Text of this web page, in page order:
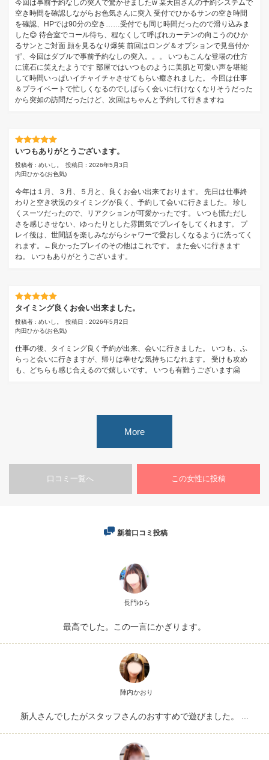
今回は事前予約なしの突入で驚かせましたw 某天国さんの予約システムで
空き時間を確認しながらお色気さんに突入 受付でひかるサンの空き時間
を確認、HPでは90分の空き……受付でも同じ時間だったので滑り込みま
した😊 待合室でコール待ち、程なくして呼ばれカーテンの向こうのひか
るサンとご対面 顔を見るなり爆笑 前回はロング＆オプションで見当付か
ず、今回はダブルで事前予約なしの突入。。。 いつもこんな登場の仕方
に流石に笑えたようです 部屋ではいつものように美肌と可愛い声を堪能
して時間いっぱいイチャイチャさせてもらい癒されました。 今回は仕事
＆プライベートで忙しくなるのでしばらく会いに行けなくなりそうだった
から突如の訪問だったけど、次回はちゃんと予約して行きますね
いつもありがとうございます。
投稿者 : めいし。
投稿日 : 2026年5月3日
内田ひかる(お色気)
今年は１月、３月、５月と、良くお会い出来ております。 先日は仕事終
わりと空き状況のタイミングが良く、予約して会いに行きました。 珍し
くスーツだったので、リアクションが可愛かったです。 いつも慌ただし
さを感じさせない、ゆったりとした雰囲気でプレイをしてくれます。 プ
レイ後は、世間話を楽しみながらシャワーで愛おしくなるように洗ってく
れます。←良かったプレイのその他はこれです。 また会いに行きます
ね。 いつもありがとうございます。
タイミング良くお会い出来ました。
投稿者 : めいし。
投稿日 : 2026年5月2日
内田ひかる(お色気)
仕事の後、タイミング良く予約が出来、会いに行きました。 いつも、ふ
らっと会いに行きますが、帰りは幸せな気持ちになれます。 受けも攻め
も、どちらも感じ合えるので嬉しいです。 いつも有難うございます🤗
More
口コミ一覧へ この女性に投稿
新着口コミ投稿
長門ゆら
最高でした。この一言にかぎります。
陣内かおり
新人さんでしたがスタッフさんのおすすめで遊びました。 ...